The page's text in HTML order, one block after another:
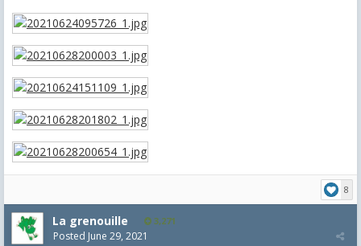
8
La grenouille 3,271
Posted June 29, 2021